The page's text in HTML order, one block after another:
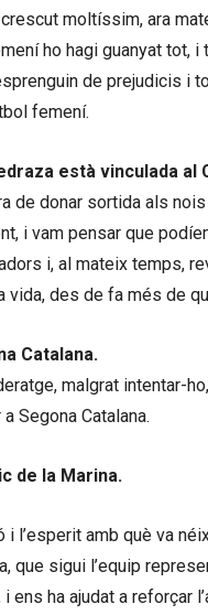
moltíssim, ara
ho hagi guanyat tot,
de prejudicis i
femení.
està vinculada al
de donar sortida als
i vam pensar que
i, al mateix temps,
vida, des de fa més de
Catalana.
malgrat intentar-
Segona Catalana.
de la Marina.
l’esperit amb què va
que sigui l’equip
ens ha ajudat a reforçar